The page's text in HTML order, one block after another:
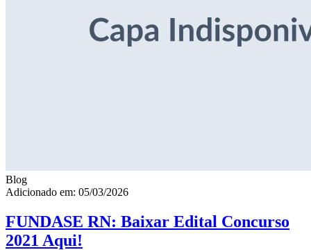
Blog
Adicionado em: 05/03/2026
FUNDASE RN: Baixar Edital Concurso
2021 Aqui!